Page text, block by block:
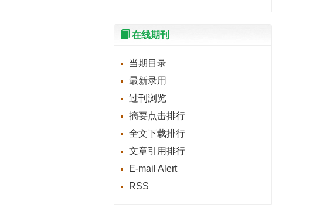
在线期刊
当期目录
最新录用
过刊浏览
摘要点击排行
全文下载排行
文章引用排行
E-mail Alert
RSS